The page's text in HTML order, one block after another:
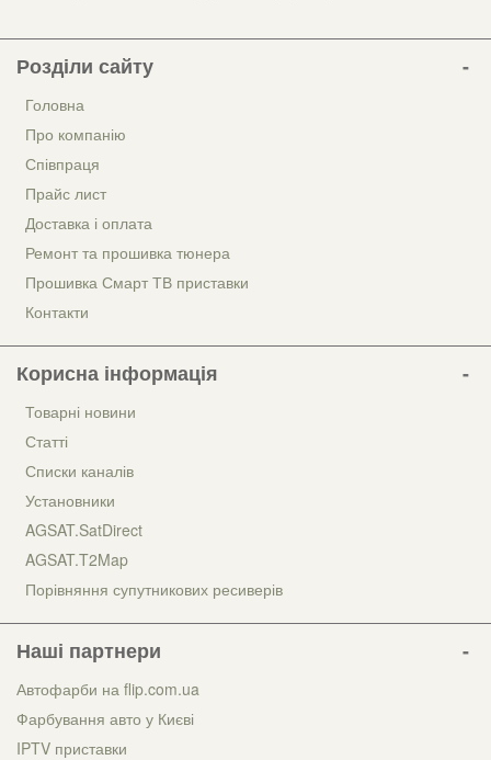
Розділи сайту
Головна
Про компанію
Співпраця
Прайс лист
Доставка і оплата
Ремонт та прошивка тюнера
Прошивка Смарт ТВ приставки
Контакти
Корисна інформація
Товарні новини
Статті
Списки каналів
Установники
AGSAT.SatDirect
AGSAT.T2Map
Порівняння супутникових ресиверів
Наші партнери
Автофарби на flip.com.ua
Фарбування авто у Києві
IPTV приставки